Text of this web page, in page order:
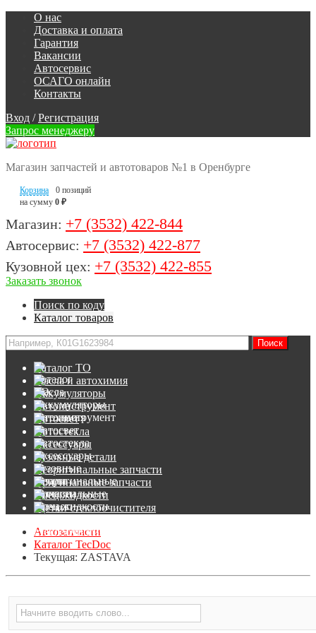
О нас
Доставка и оплата
Гарантия
Вакансии
Автосервис
ОСАГО онлайн
Контакты
Вход / Регистрация
Запрос менеджеру
Магазин запчастей и автотоваров №1 в Оренбурге
Корзина
0 позиций
на сумму 0 ₽
Магазин: +7 (3532) 422-844
Автосервис: +7 (3532) 422-877
Кузовной цех: +7 (3532) 422-855
Заказать звонок
Поиск по коду
Каталог товаров
Каталог ТО
Масла и автохимия
Аккумуляторы
Автоинструмент
Автосвет
Автостекла
Аксессуары
Кузовные детали
Неоригинальные запчасти
Оригинальные запчасти
Спец.жидкости
Щетки стеклоочистителя
Автозапчасти
Каталог TecDoc
Текущая: ZASTAVA